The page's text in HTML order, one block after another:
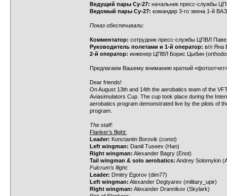
Ведущий пары Су-27: начальник пресс-службы
Ведомый пары Су-27: командир 3-го звена 1-й
Показ обеспечивали:
Комментатор: сотрудник пресс-службы ЦПВЛ
Руководитель полетами и 1-й оператор: в/л Яна
2-й оператор: инженер ЦПВЛ Борис Цыбин
Предлагаем Вашему вниманию краткий
Dear friends!
On August 13th and 14th the aerobatics team of the
Aviasimulators Cup. The cup took place during the
aerobatics program demonstrated live by the pilots of
program.
The staff:
Flanker’s flight:
Leader: Konctantin Borovik (const)
Left wingman: Daniil Tuseev (Han)
Right wingman: Alexander Bagry (Enot)
Tail wingman & solo aerobatics: Andrey Solomykin
Fulcrum’s flight:
Leader: Dmitry Egorov (dim77)
Left wingman: Alexander Degtyarev (military_upir)
Right wingman: Alexander Drannikov (Skylark)